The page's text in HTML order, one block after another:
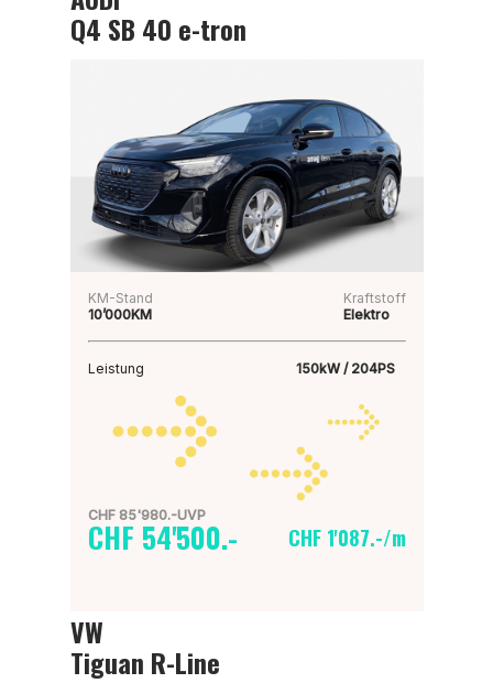
Q4 SB 40 e-tron
KM-Stand
10’000KM
Kraftstoff
Elektro
Leistung 150kW / 204PS
CHF 85'980.-UVP
CHF 54'500.- CHF 1'087.-/m
VW
Tiguan R-Line